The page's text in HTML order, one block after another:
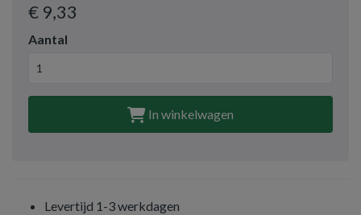
€ 9,33
Aantal
In winkelwagen
Levertijd 1-3 werkdagen